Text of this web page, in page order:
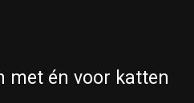
met én voor katten